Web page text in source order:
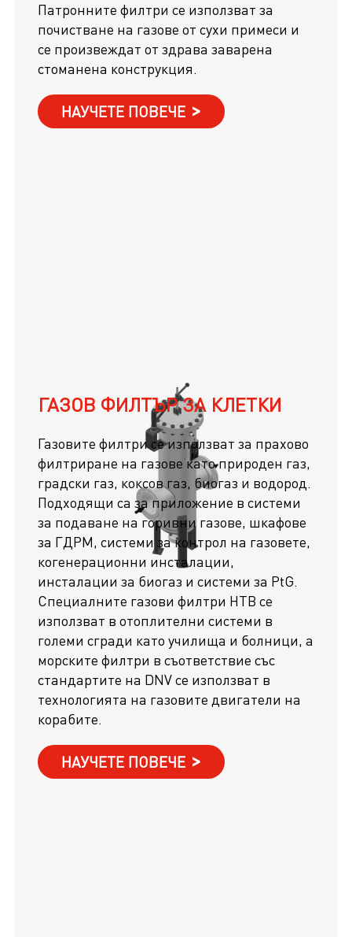
Патронните филтри се използват за
почистване на газове от сухи примеси и
се произвеждат от здрава заварена
стоманена конструкция.
НАУЧЕТЕ ПОВЕЧЕ
ГАЗОВ ФИЛТЪР ЗА КЛЕТКИ
Газовите филтри се използват за прахово
филтриране на газове като природен газ,
градски газ, коксов газ, биогаз и водород.
Подходящи са за приложение в системи
за подаване на горивни газове, шкафове
за ГДРМ, системи за контрол на газовете,
когенерационни инсталации,
инсталации за биогаз и системи за PtG.
Специалните газови филтри HTB се
използват в отоплителни системи в
големи сгради като училища и болници, а
морските филтри в съответствие със
стандартите на DNV се използват в
технологията на газовите двигатели на
корабите.
НАУЧЕТЕ ПОВЕЧЕ